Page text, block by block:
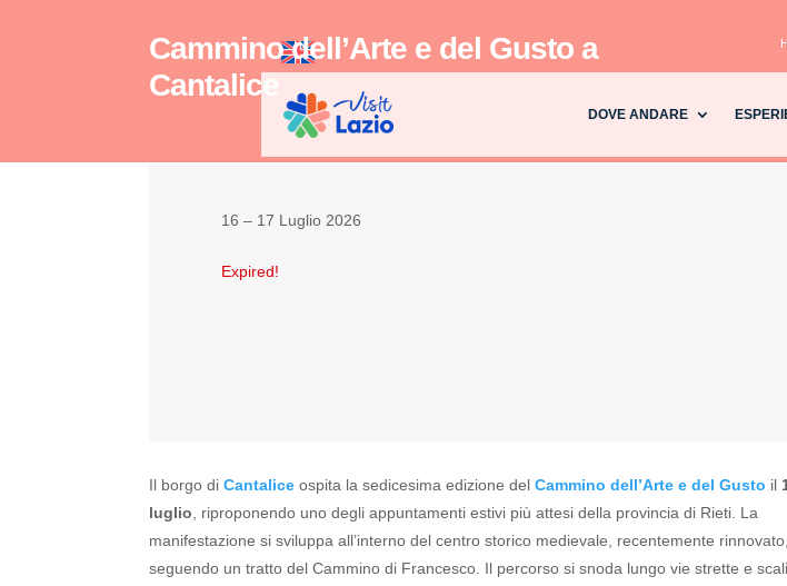
DOVE ANDARE
Cammino dell’Arte e del Gusto a
Cantalice
16 – 17 Luglio 2026
Expired!
Il borgo diCantalice ospita la sedicesima edizione delCammino dell’Arte e del Gusto il
luglio, riproponendo uno degli appuntamenti estivi più attesi della provincia di Rieti. La
manifestazione si sviluppa all’interno del centro storico medievale, recentemente rinnovato,
seguendo un tratto del Cammino di Francesco. Il percorso si snoda lungo vie strette e